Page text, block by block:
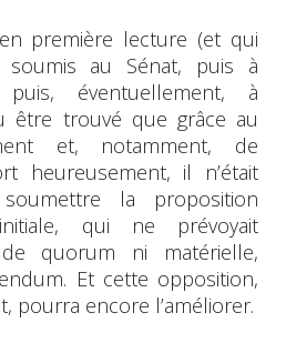
première lecture (et qui
au Sénat, puis à
éventuellement, à
être trouvé que grâce au
et, notamment, de
heureusement, il n’était
la proposition
initiale, qui ne prévoyait
quorum ni matérielle,
Et cette opposition,
pourra encore l’améliorer.